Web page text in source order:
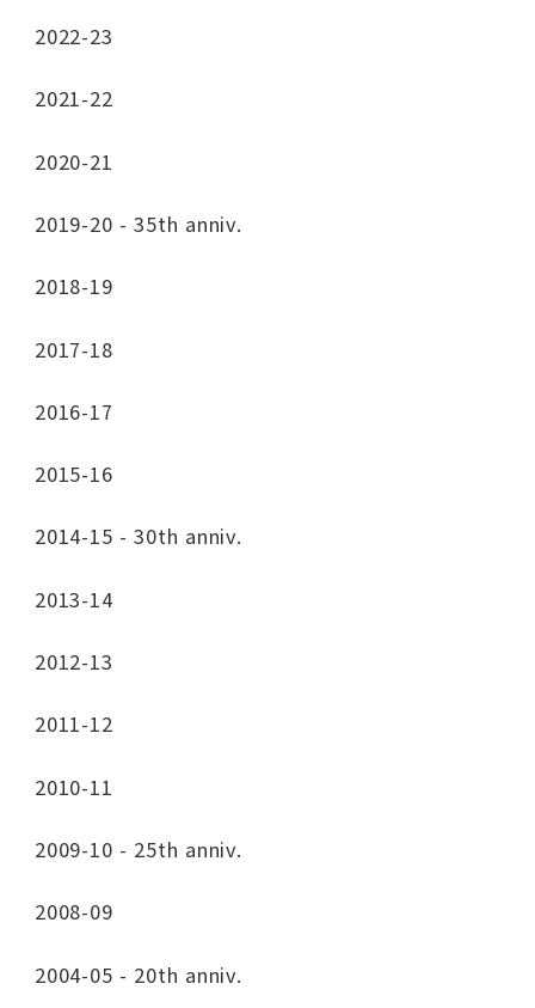
2022-23
2021-22
2020-21
2019-20 - 35th anniv.
2018-19
2017-18
2016-17
2015-16
2014-15 - 30th anniv.
2013-14
2012-13
2011-12
2010-11
2009-10 - 25th anniv.
2008-09
2004-05 - 20th anniv.